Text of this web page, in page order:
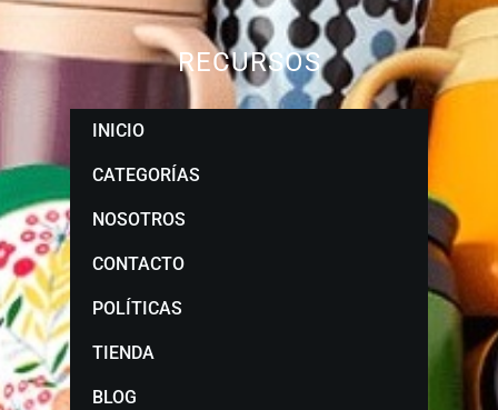
RECURSOS
INICIO
CATEGORÍAS
NOSOTROS
CONTACTO
POLÍTICAS
TIENDA
BLOG